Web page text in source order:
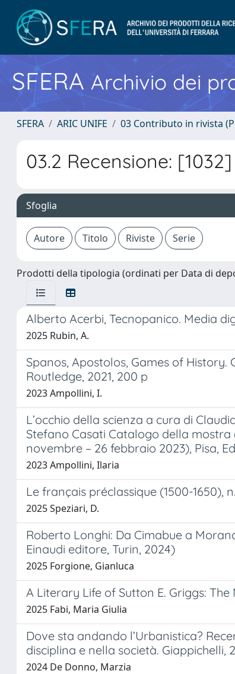
SFERA Archivio dei
SFERA ARIC UNIFE 03 Contributo in rivista
03.2 Recensione: [1032]
Sfoglia
Prodotti della tipologia (ordinati per Data di
Alberto Acerbi, Tecnopanico. Media
2025 Rubin, A.
Spanos, Apostolos, Games of
Routledge, 2021, 200 p
2023 Ampollini, I.
L’occhio della scienza a cura di
Stefano Casati Catalogo della mostra
novembre – 26 febbraio 2023), Pisa,
2023 Ampollini, Ilaria
Le français préclassique (1500-1650),
2025 Speziari, D.
Roberto Longhi: Da Cimabue a
Einaudi editore, Turin, 2024)
2025 Forgione, Gianluca
A Literary Life of Sutton E. Griggs:
2025 Fabi, Maria Giulia
Dove sta andando l’Urbanistica?
disciplina e nella società. Giappichelli,
2024 De Donno, Marzia